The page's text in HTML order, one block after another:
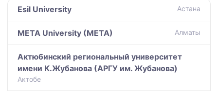
Esil University Астана
META University (META) Алматы
Актюбинский региональный университет
имени К.Жубанова (АРГУ им. Жубанова)
Актобе